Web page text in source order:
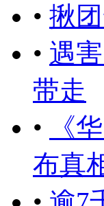
• 揪
• 遇
带走
•
《
布真